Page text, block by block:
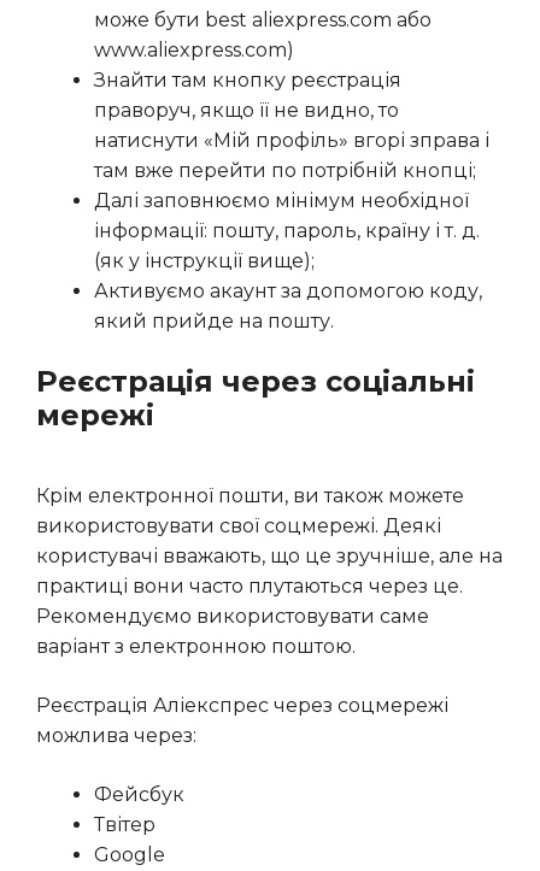
може бути best aliexpress.com або
www.aliexpress.com)
Знайти там кнопку реєстрація
праворуч, якщо її не видно, то
натиснути «Мій профіль» вгорі зправа і
там вже перейти по потрібній кнопці;
Далі заповнюємо мінімум необхідної
інформації: пошту, пароль, країну і т. д.
(як у інструкції вище);
Активуємо акаунт за допомогою коду,
який прийде на пошту.
Реєстрація через соціальні
мережі
Крім електронної пошти, ви також можете
використовувати свої соцмережі. Деякі
користувачі вважають, що це зручніше, але на
практиці вони часто плутаються через це.
Рекомендуємо використовувати саме
варіант з електронною поштою.
Реєстрація Аліекспрес через соцмережі
можлива через:
Фейсбук
Твітер
Google